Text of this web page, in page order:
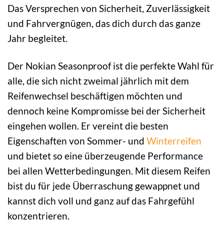
Das Versprechen von Sicherheit, Zuverlässigkeit
und Fahrvergnügen, das dich durch das ganze
Jahr begleitet.
Der Nokian Seasonproof ist die perfekte Wahl für
alle, die sich nicht zweimal jährlich mit dem
Reifenwechsel beschäftigen möchten und
dennoch keine Kompromisse bei der Sicherheit
eingehen wollen. Er vereint die besten
Eigenschaften von Sommer- und Winterreifen
und bietet so eine überzeugende Performance
bei allen Wetterbedingungen. Mit diesem Reifen
bist du für jede Überraschung gewappnet und
kannst dich voll und ganz auf das Fahrgefühl
konzentrieren.